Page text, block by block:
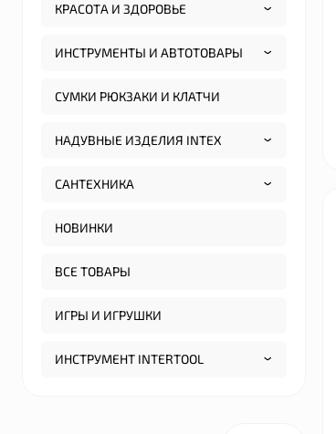
КРАСОТА И ЗДОРОВЬЕ
ИНСТРУМЕНТЫ И АВТОТОВАРЫ
СУМКИ РЮКЗАКИ И КЛАТЧИ
НАДУВНЫЕ ИЗДЕЛИЯ INTEX
САНТЕХНИКА
НОВИНКИ
ВСЕ ТОВАРЫ
ИГРЫ И ИГРУШКИ
ИНСТРУМЕНТ INTERTOOL